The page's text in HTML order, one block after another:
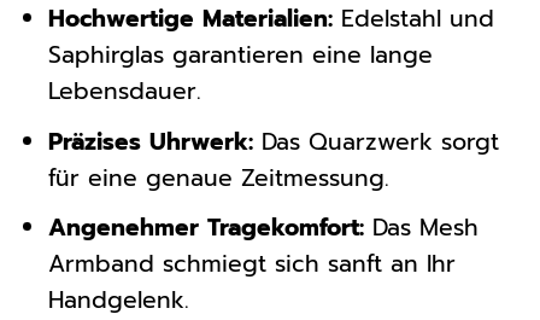
Hochwertige Materialien:Edelstahl und
Saphirglas garantieren eine lange
Lebensdauer.
Präzises Uhrwerk:Das Quarzwerk sorgt
für eine genaue Zeitmessung.
Angenehmer Tragekomfort:Das Mesh
Armband schmiegt sich sanft an Ihr
Handgelenk.